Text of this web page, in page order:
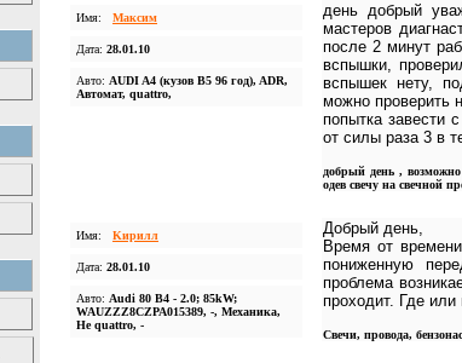
Имя: Максим
Дата: 28.01.10
Авто: AUDI A4 (кузов B5 96 год), ADR,
Автомат, quattro,
день добрый
мастеров
после 2 минут
вспышки,
вспышек нету,
можно проверить
попытка завести
от силы раза 3 в
добрый день ,
одев свечу на свечной
Имя: Kирилл
Дата: 28.01.10
Авто: Audi 80 B4 - 2.0; 85kW;
WAUZZZ8CZPA015389, -, Механика,
Не quattro, -
Добрый день,
Время от
пониженную
проблема
проходит. Где или
Свечи, провода,